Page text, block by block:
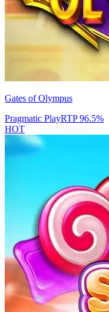
Gates of Olympus
Pragmatic PlayRTP96.5%
HOT